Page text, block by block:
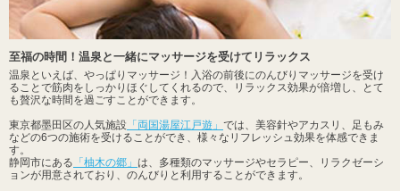
至福の時間！温泉と一緒にマッサージを受けてリラックス
温泉といえば、やっぱりマッサージ！入浴の前後にのんびりマッサージを受け
ることで筋肉をしっかりほぐしてくれるので、リラックス効果が倍増し、とて
も贅沢な時間を過ごすことができます。
東京都墨田区の人気施設 「両国湯屋江戸遊」 では、美容針やアカスリ、足もみ
などの6つの施術を受けることができ、様々なリフレッシュ効果を体感できま
す。
静岡市にある 「柚木の郷」 は、多種類のマッサージやセラピー、リラクゼーシ
ョンが用意されており、のんびりと利用することができます。